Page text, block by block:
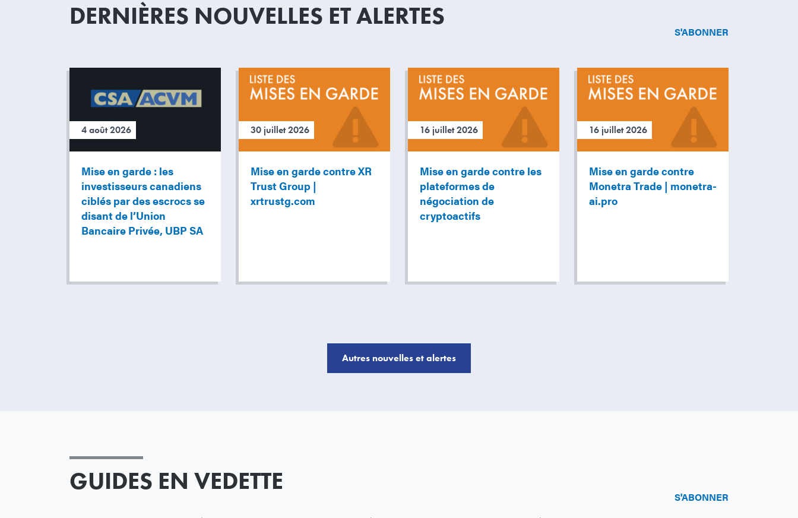
DERNIÈRES NOUVELLES ET ALERTES
S'ABONNER
4 août 2026
Mise en garde : les
investisseurs canadiens
ciblés par des escrocs se
disant de l’Union
Bancaire Privée, UBP SA
30 juillet 2026
Mise en garde contre XR
Trust Group |
xrtrustg.com
16 juillet 2026
Mise en garde contre les
plateformes de
négociation de
cryptoactifs
16 juillet 2026
Mise en garde contre
Monetra Trade | monetra-
ai.pro
Autres nouvelles et alertes
GUIDES EN VEDETTE
S'ABONNER